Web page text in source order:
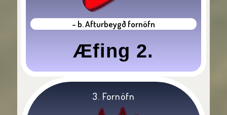
- b. Afturbeygð fornöfn
Æfing 2.
3. Fornöfn